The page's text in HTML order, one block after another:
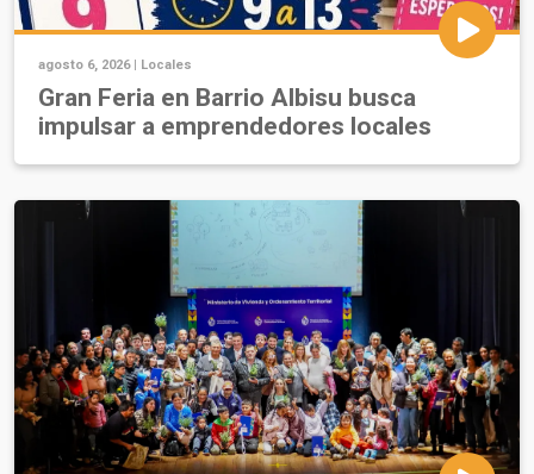
agosto 6, 2026 | Locales
Gran Feria en Barrio Albisu busca
impulsar a emprendedores locales